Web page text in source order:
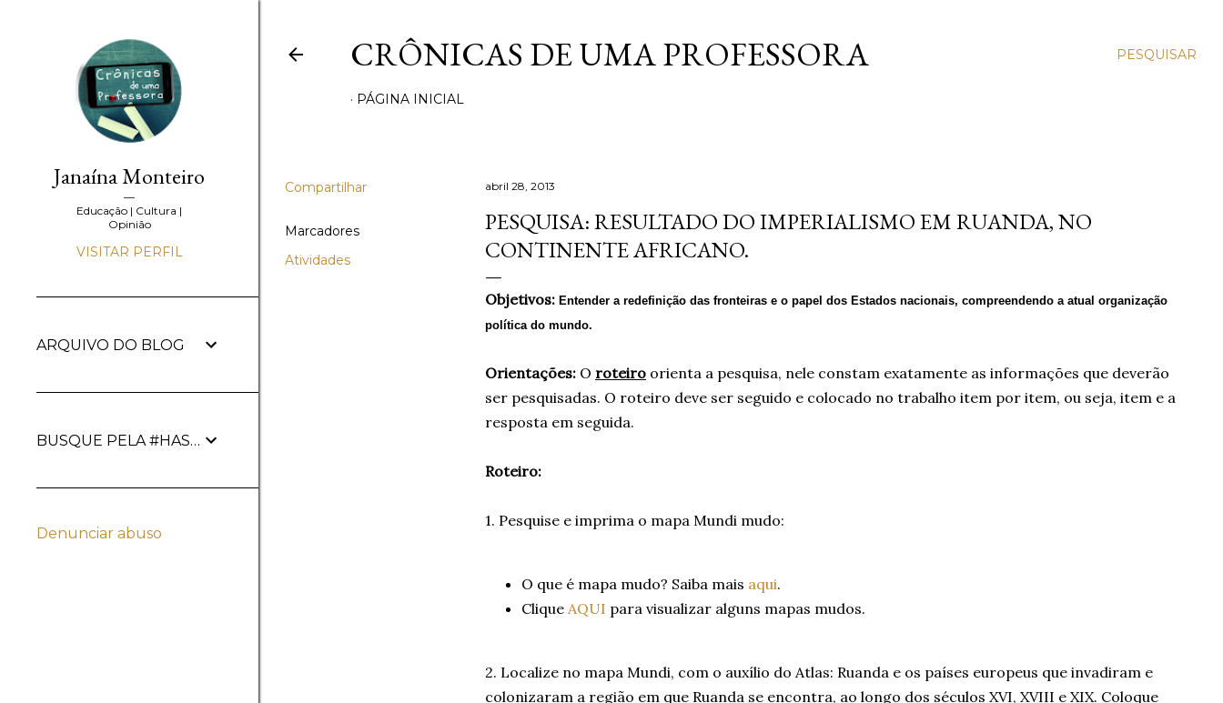
PESQUISAR
CRÔNICAS DE UMA PROFESSORA
PÁGINA INICIAL
Compartilhar
Marcadores
Atividades
abril 28, 2013
PESQUISA: RESULTADO DO IMPERIALISMO EM RUANDA, NO
CONTINENTE AFRICANO.
Objetivos: Entender a redefinição das fronteiras e o papel dos Estados nacionais, compreendendo a atual organização
política do mundo.
Orientações: O roteiro orienta a pesquisa, nele constam exatamente as informações que deverão
ser pesquisadas. O roteiro deve ser seguido e colocado no trabalho item por item, ou seja, item e a
resposta em seguida.
Roteiro:
1. Pesquise e imprima o mapa Mundi mudo:
O que é mapa mudo? Saiba mais aqui.
Clique AQUI para visualizar alguns mapas mudos.
2. Localize no mapa Mundi, com o auxílio do Atlas: Ruanda e os países europeus que invadiram e
colonizaram a região em que Ruanda se encontra, ao longo dos séculos XVI, XVIII e XIX. Coloque
Janaína Monteiro
Educação | Cultura |
Opinião
VISITAR PERFIL
ARQUIVO DO BLOG
BUSQUE PELA #HASHTAG
Denunciar abuso